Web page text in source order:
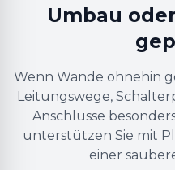
Umbau
Wenn Wände ohnehin
Leitungswege,
Anschlüsse
unterstützen Sie mit
einer